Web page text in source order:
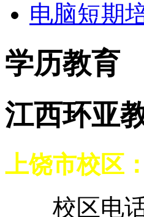
电脑短期
学历教育
江西环亚
上饶市校区：
校区电